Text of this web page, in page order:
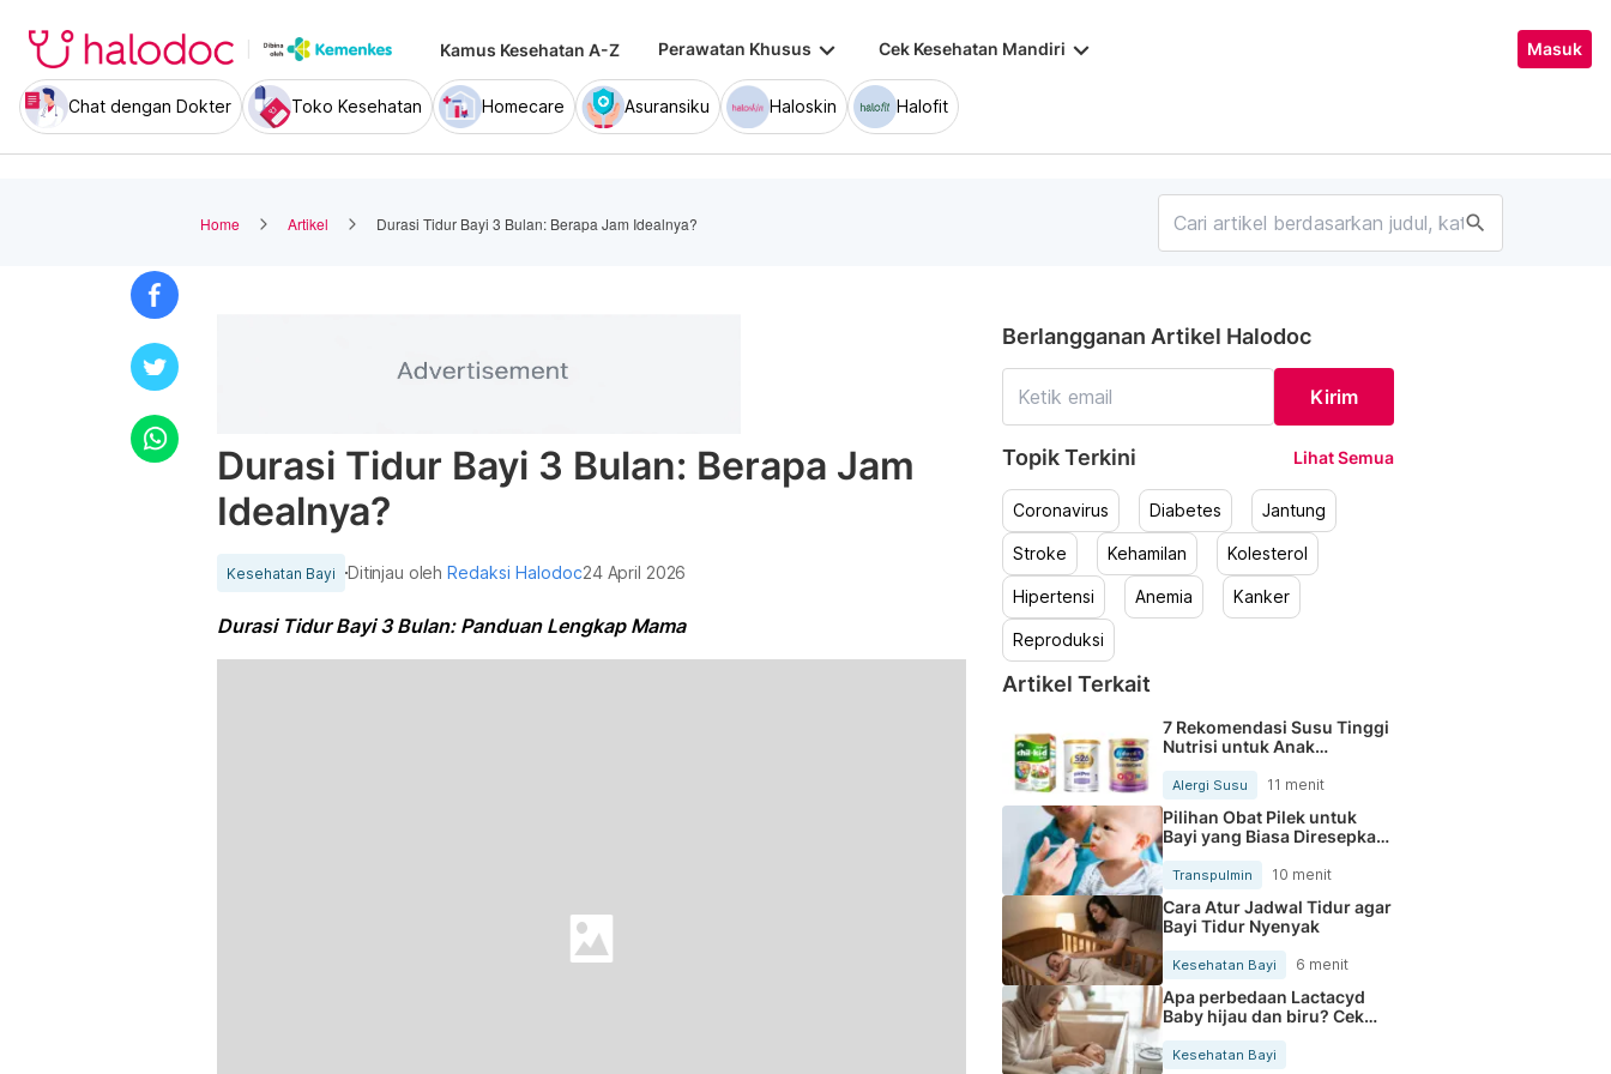
Kamus Kesehatan A-Z Perawatan Khusus keyboard_arrow_down Cek Kesehatan Mandiri keyboard_arrow_down Masuk
Chat dengan Dokter Toko Kesehatan Homecare Asuransiku Haloskin Halofit
Home Artikel Durasi Tidur Bayi 3 Bulan: Berapa Jam Idealnya? search
Durasi Tidur Bayi 3 Bulan: Berapa Jam
Idealnya?
Kesehatan Bayi Ditinjau olehRedaksi Halodoc24 April 2026
Durasi Tidur Bayi 3 Bulan: Panduan Lengkap Mama
Berlangganan Artikel Halodoc
Kirim
Topik Terkini Lihat Semua
Coronavirus Diabetes Jantung
Stroke Kehamilan Kolesterol
Hipertensi Anemia Kanker
Reproduksi
Artikel Terkait
7 Rekomendasi Susu Tinggi
Nutrisi untuk Anak
Alergi Susu 11 menit
Pilihan Obat Pilek untuk
Bayi yang Biasa Diresepkan
Dokter
Transpulmin 10 menit
Cara Atur Jadwal Tidur agar
Bayi Tidur Nyenyak
Kesehatan Bayi 6 menit
Apa perbedaan Lactacyd
Baby hijau dan biru? Cek
Kesehatan Bayi